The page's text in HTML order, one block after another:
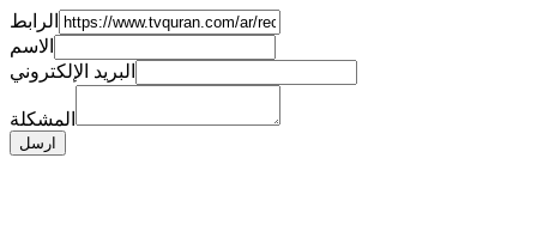
الرابط
الاسم
البريد الإلكتروني
المشكلة
ارسل